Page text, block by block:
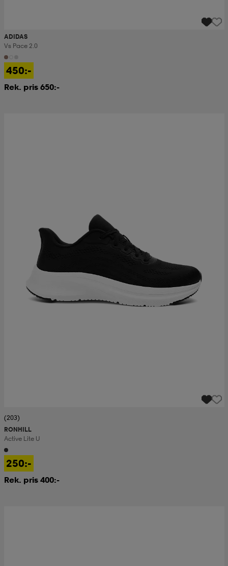
ADIDAS
Vs Pace 2.0
450:-
Rek. pris 650:-
(203)
RONHILL
Active Lite U
250:-
Rek. pris 400:-